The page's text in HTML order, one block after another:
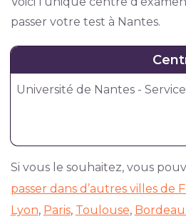
passer votre test à Nantes.
Université de Nantes -
Si vous le souhaitez, vous
passer dans d’autres villes de
Lyon, Paris, Toulouse,